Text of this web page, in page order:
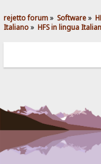
rejetto forum» Software»
Italiano» HFS in lingua